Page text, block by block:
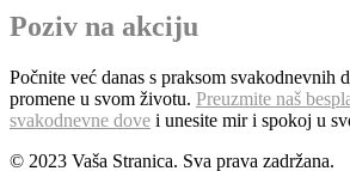
Poziv na akciju
Počnite već danas s praksom svakodnevnih
promene u svom životu. Preuzmite naš
svakodnevne dove i unesite mir i spokoj u
© 2023 Vaša Stranica. Sva prava zadržana.